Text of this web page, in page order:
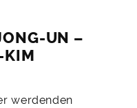
UN –
KIM
werdenden